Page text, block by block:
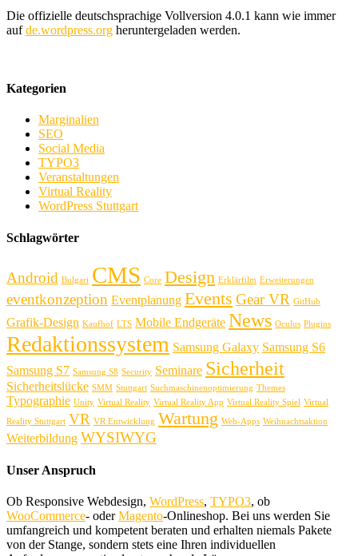
Die offizielle deutschsprachige Vollversion 4.0.1 kann wie immer
aufde.wordpress.org heruntergeladen werden.
Kategorien
Marginalien
SEO
Social Media
TYPO3
Veranstaltungen
Virtual Reality
WordPress Stuttgart
Schlagwörter
Android Bulgari CMS Core Design Erklärfilm Erweiterungen
eventkonzeption Eventplanung Events Gear VR GitHub
Grafik-Design Kaufhof LTS Mobile Endgeräte News Oculus Plugins
Redaktionssystem Samsung Galaxy Samsung S6
Samsung S7 Samsung S8 Security Seminare Sicherheit
Sicherheitslücke SMM Stuttgart Suchmaschinenoptimierung Themes
Typographie Unity Virtual Reality Virtual Reality App Virtual Reality Spiel Virtual
Reality Stuttgart VR VR Entwicklung Wartung Web-Apps Weihnachtsaktion
Weiterbildung WYSIWYG
Unser Anspruch
Ob Responsive Webdesign, WordPress, TYPO3, ob
WooCommerce- oderMagento-Onlineshop. Bei uns werden Sie
umfangreich und kompetent beraten und erhalten niemals Pakete
von der Stange, sondern stets eine Ihren individuellen